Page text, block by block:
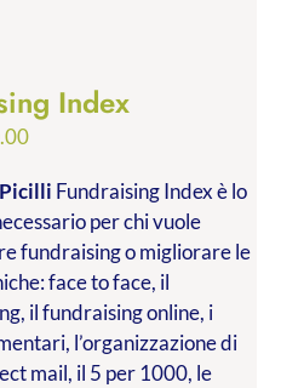
Index
Fascia
prezzo:
da
€9.99
a
€20.00
Fundraising Index è lo
per chi vuole
fundraising o migliorare le
face to face, il
il fundraising online, i
l’organizzazione di
mail, il 5 per 1000, le